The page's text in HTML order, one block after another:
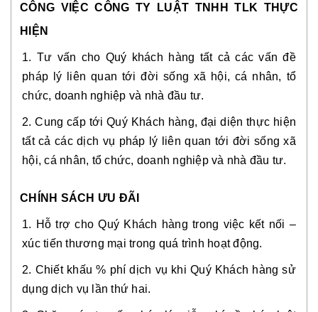
CÔNG VIỆC CÔNG TY LUẬT TNHH TLK THỰC
HIỆN
1. Tư vấn cho Quý khách hàng tất cả các vấn đề
pháp lý liên quan tới đời sống xã hội, cá nhân, tổ
chức, doanh nghiệp và nhà đầu tư.
2. Cung cấp tới Quý Khách hàng, đại diện thực hiện
tất cả các dịch vụ pháp lý liên quan tới đời sống xã
hội, cá nhân, tổ chức, doanh nghiệp và nhà đầu tư.
CHÍNH SÁCH ƯU ĐÃI
1. Hỗ trợ cho Quý Khách hàng trong việc kết nối –
xúc tiến thương mại trong quá trình hoạt động.
2. Chiết khấu % phí dịch vụ khi Quý Khách hàng sử
dụng dịch vụ lần thứ hai.